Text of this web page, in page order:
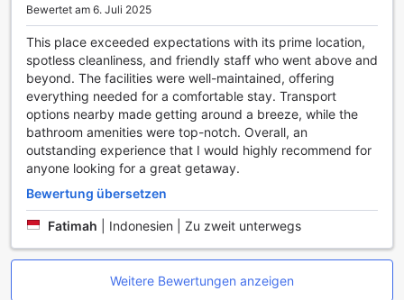
sorgt ein eigener Balkon oder eine Terrasse dafür, dass Sie
die frische Luft und den Ausblick in vollen Zügen genießen
können.
Für zusätzlichen Komfort stehen Ihnen im Amaris Hotel
Margorejo zahlreiche Annehmlichkeiten zur Verfügung. Ein
Haartrockner, hochwertige Toilettenartikel sowie frische
Handtücher und Bettwäsche sind Teil der Ausstattung, um
Ihren Aufenthalt so angenehm wie möglich zu gestalten.
Darüber hinaus können Sie sich mit einer Tasse
kostenlosem Kaffee oder Tee verwöhnen lassen, während
Sie sich in der behaglichen Atmosphäre zurücklehnen.
Flasche Wasser steht ebenfalls kostenfrei zur Verfügung,
um sicherzustellen, dass Sie immer gut hydriert sind. Die
schlafen, und die Kaffee- und Teekocher bieten eine
einfache Möglichkeit, sich jederzeit einen warmen Drink
Bewertet am 6. Juli 2025
This place exceeded expectations with its prime location,
spotless cleanliness, and friendly staff who went above and
beyond. The facilities were well-maintained, offering
everything needed for a comfortable stay. Transport
options nearby made getting around a breeze, while the
bathroom amenities were top-notch. Overall, an
outstanding experience that I would highly recommend for
anyone looking for a great getaway.
Bewertung übersetzen
Fatimah Indonesien | Zu zweit unterwegs
Weitere Bewertungen anzeigen